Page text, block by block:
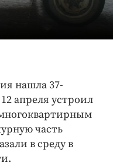
нашла 37-
апреля устроил
часть
в среду в